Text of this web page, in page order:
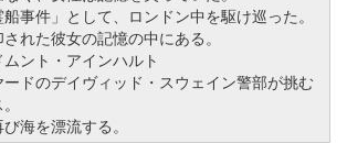
事件」として、ロンドン中を駆け巡った。
れた彼女の記憶の中にある。
ント・アインハルト
ドのデイヴィッド・スウェイン警部が挑む
海を漂流する。